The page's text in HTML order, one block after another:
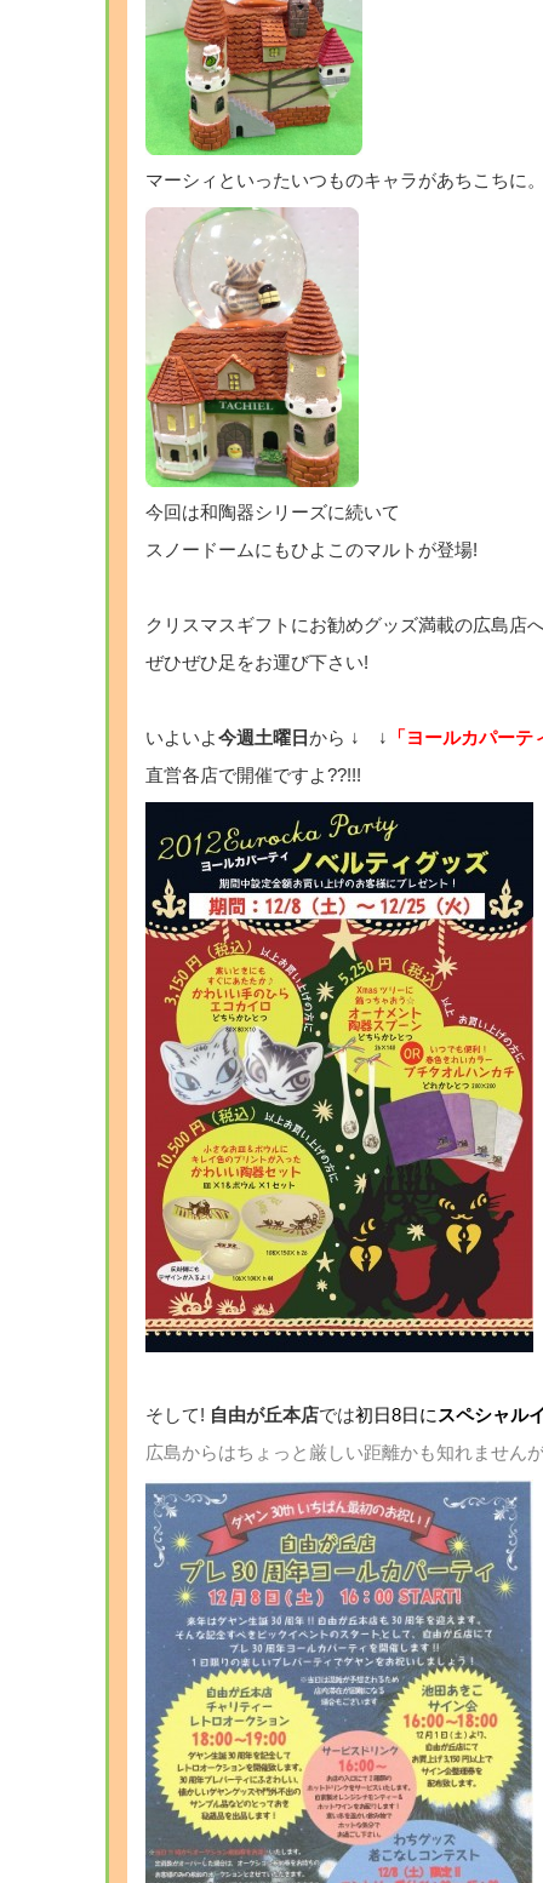
マーシィといったいつものキャラがあちこちに
今回は和陶器シリーズに続いて
スノードームにもひよこのマルトが登場!
クリスマスギフトにお勧めグッズ満載の広島店
ぜひぜひ足をお運び下さい!
いよいよ今週土曜日から ↓ ↓
「ヨールカパーテ
直営各店で開催ですよ??!!!
そして! 自由が丘本店では初日8日に スペシャル
広島からはちょっと厳しい距離かも知れませ